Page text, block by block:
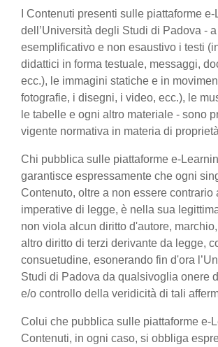
I Contenuti presenti sulle piattaforme
dell’Università degli Studi di Padova -
esemplificativo e non esaustivo i testi
didattici in forma testuale, messaggi,
ecc.), le immagini statiche e in
fotografie, i disegni, i video, ecc.), le
le tabelle e ogni altro materiale - sono
vigente normativa in materia di
Chi pubblica sulle piattaforme e-
garantisce espressamente che ogni
Contenuto, oltre a non essere contrario
imperative di legge, è nella sua
non viola alcun diritto d'autore,
altro diritto di terzi derivante da legge,
consuetudine, esonerando fin d'ora
Studi di Padova da qualsivoglia onere
e/o controllo della veridicità di tali
Colui che pubblica sulle piattaforme e-
Contenuti, in ogni caso, si obbliga